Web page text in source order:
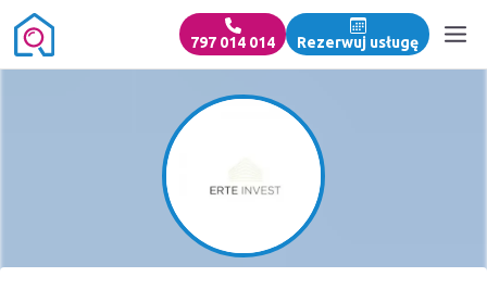
797 014 014 Rezerwuj usługę